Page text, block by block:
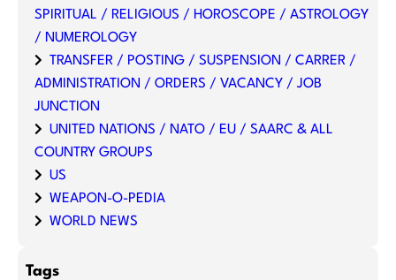
SPIRITUAL / RELIGIOUS / HOROSCOPE / ASTROLOGY
/ NUMEROLOGY
TRANSFER / POSTING / SUSPENSION / CARRER /
ADMINISTRATION / ORDERS / VACANCY / JOB
JUNCTION
UNITED NATIONS / NATO / EU / SAARC & ALL
COUNTRY GROUPS
US
WEAPON-O-PEDIA
WORLD NEWS
Tags